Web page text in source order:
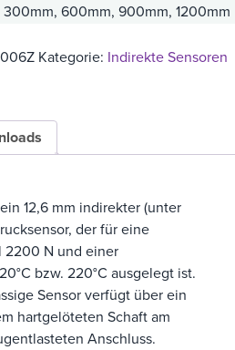
300mm, 600mm, 900mm, 1200mm
Kategorie: Indirekte Sensoren
12,6 mm indirekter (unter
der für eine
2200 N und einer
bzw. 220°C ausgelegt ist.
Sensor verfügt über ein
hartgelöteten Schaft am
Anschluss.